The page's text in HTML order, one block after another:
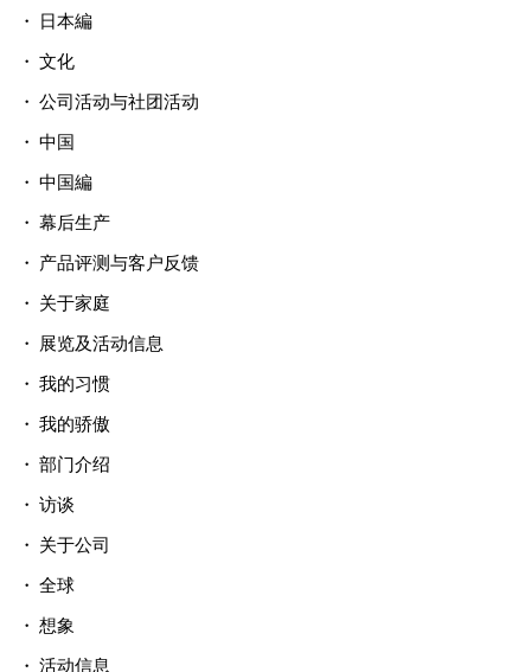
日本編
文化
公司活动与社团活动
中国
中国編
幕后生产
产品评测与客户反馈
关于家庭
展览及活动信息
我的习惯
我的骄傲
部门介绍
访谈
关于公司
全球
想象
活动信息